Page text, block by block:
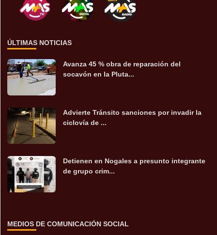
ÚLTIMAS NOTICIAS
Avanza 45 % obra de reparación del
socavón en la Pluta...
Advierte Tránsito sanciones por invadir la
ciclovía de ...
Detienen en Nogales a presunto integrante
de grupo crim...
MEDIOS DE COMUNICACIÓN SOCIAL